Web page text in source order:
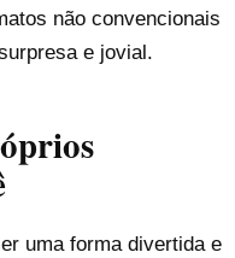
não convencionais
e jovial.
uma forma divertida e